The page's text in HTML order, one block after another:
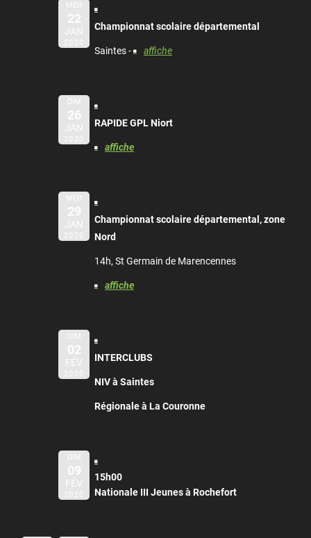
MER
22
JAN
2020
Championnat scolaire départemental
Saintes - affiche
DIM
26
JAN
2020
RAPIDE GPL Niort
affiche
MER
29
JAN
2020
Championnat scolaire départemental, zone
Nord
14h, St Germain de Marencennes
affiche
DIM
02
FÉV
2020
INTERCLUBS
NIV à Saintes
Régionale à La Couronne
DIM
09
FÉV
2020
15h00
Nationale III Jeunes à Rochefort